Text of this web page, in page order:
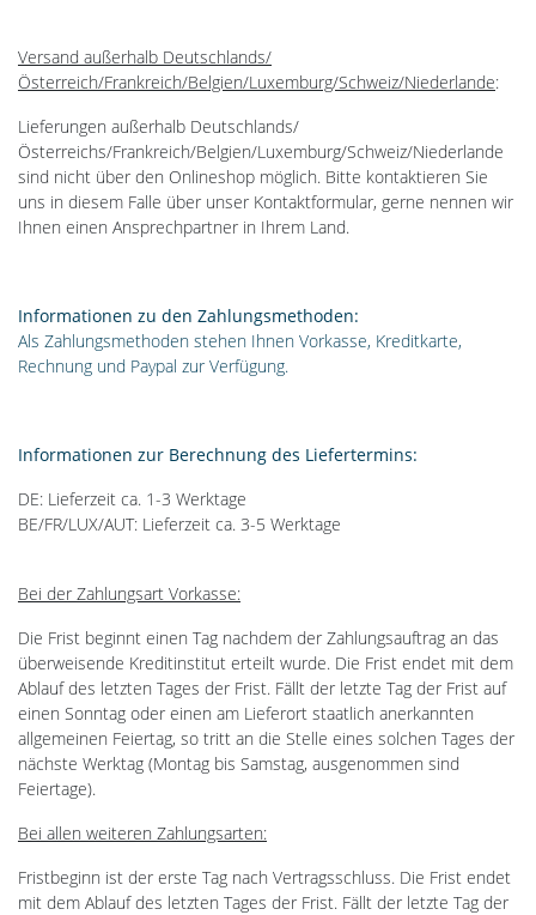
Versand außerhalb Deutschlands/
Österreich/Frankreich/Belgien/Luxemburg/Schweiz/Niederlande:
Lieferungen außerhalb Deutschlands/
Österreichs/Frankreich/Belgien/Luxemburg/Schweiz/Niederlande
sind nicht über den Onlineshop möglich. Bitte kontaktieren Sie
uns in diesem Falle über unser Kontaktformular, gerne nennen wir
Ihnen einen Ansprechpartner in Ihrem Land.
Informationen zu den Zahlungsmethoden:
Als Zahlungsmethoden stehen Ihnen Vorkasse, Kreditkarte,
Rechnung und Paypal zur Verfügung.
Informationen zur Berechnung des Liefertermins:
DE: Lieferzeit ca. 1-3 Werktage
BE/FR/LUX/AUT: Lieferzeit ca. 3-5 Werktage
Bei der Zahlungsart Vorkasse:
Die Frist beginnt einen Tag nachdem der Zahlungsauftrag an das
überweisende Kreditinstitut erteilt wurde. Die Frist endet mit dem
Ablauf des letzten Tages der Frist. Fällt der letzte Tag der Frist auf
einen Sonntag oder einen am Lieferort staatlich anerkannten
allgemeinen Feiertag, so tritt an die Stelle eines solchen Tages der
nächste Werktag (Montag bis Samstag, ausgenommen sind
Feiertage).
Bei allen weiteren Zahlungsarten:
Fristbeginn ist der erste Tag nach Vertragsschluss. Die Frist endet
mit dem Ablauf des letzten Tages der Frist. Fällt der letzte Tag der